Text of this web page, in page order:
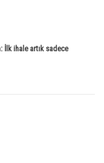
İlk ihale artık sadece